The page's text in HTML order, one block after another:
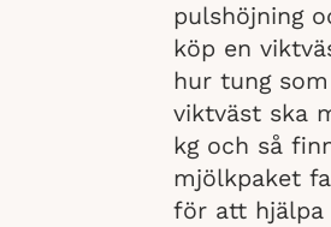
pulshöjning
köp en
hur tung
viktväst ska
kg och så
mjölkpaket
för att hjälpa